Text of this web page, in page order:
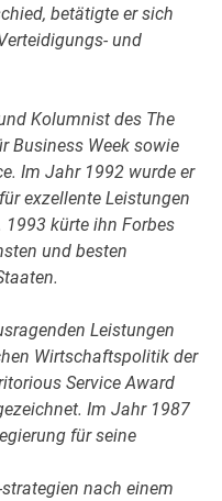
betätigte er sich
und
Kolumnist des The
Business Week sowie
Im Jahr 1992 wurde er
exzellente Leistungen
kürte ihn Forbes
und besten
Leistungen
Wirtschaftspolitik der
Service Award
Im Jahr 1987
für seine
nach einem